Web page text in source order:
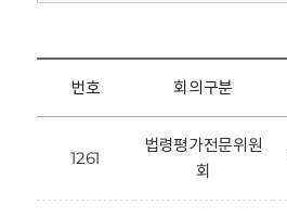
번호 회의구분
1261
법령평가전문위원
회